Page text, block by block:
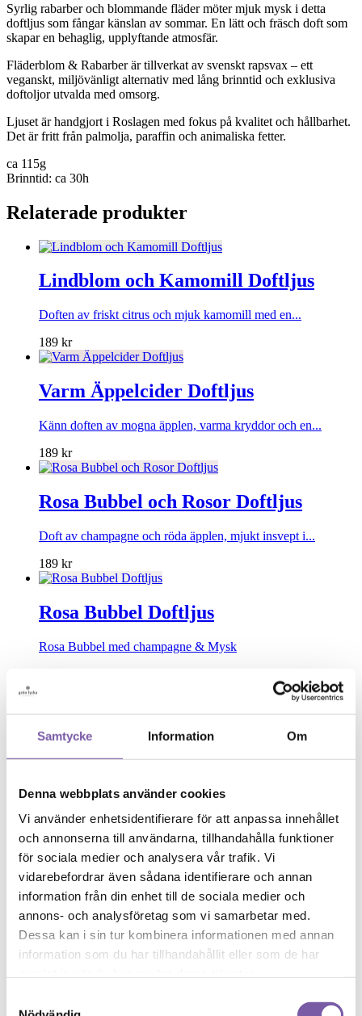
Samtycke Information Om
Denna webbplats använder cookies
Vi använder enhetsidentifierare för att anpassa innehållet
och annonserna till användarna, tillhandahålla funktioner
för sociala medier och analysera vår trafik. Vi
vidarebefordrar även sådana identifierare och annan
information från din enhet till de sociala medier och
annons- och analysföretag som vi samarbetar med.
Dessa kan i sin tur kombinera informationen med annan
information som du har tillhandahållit eller som de har
Syrlig rabarber och blommande fläder möter mjuk mysk i detta
doftljus som fångar känslan av sommar. En lätt och fräsch doft som
skapar en behaglig, upplyftande atmosfär.
Fläderblom & Rabarber är tillverkat av svenskt rapsvax – ett
veganskt, miljövänligt alternativ med lång brinntid och exklusiva
doftoljor utvalda med omsorg.
Ljuset är handgjort i Roslagen med fokus på kvalitet och hållbarhet.
Det är fritt från palmolja, paraffin och animaliska fetter.
ca 115g
Brinntid: ca 30h
Relaterade produkter
Lindblom och Kamomill Doftljus
Doften av friskt citrus och mjuk kamomill med en...
189 kr
Varm Äppelcider Doftljus
Känn doften av mogna äpplen, varma kryddor och en...
189 kr
Rosa Bubbel och Rosor Doftljus
Doft av champagne och röda äpplen, mjukt insvept i...
189 kr
Rosa Bubbel Doftljus
Rosa Bubbel med champagne & Mysk
Doft av frisk litchi, jordgubb och champagne, rundad av...
Om oss
Kontakt & Öppettider
Köpvillkor
Återförsäljare
Cookies
Copyright
FAQ
Samarbeta med oss
Rabattkod